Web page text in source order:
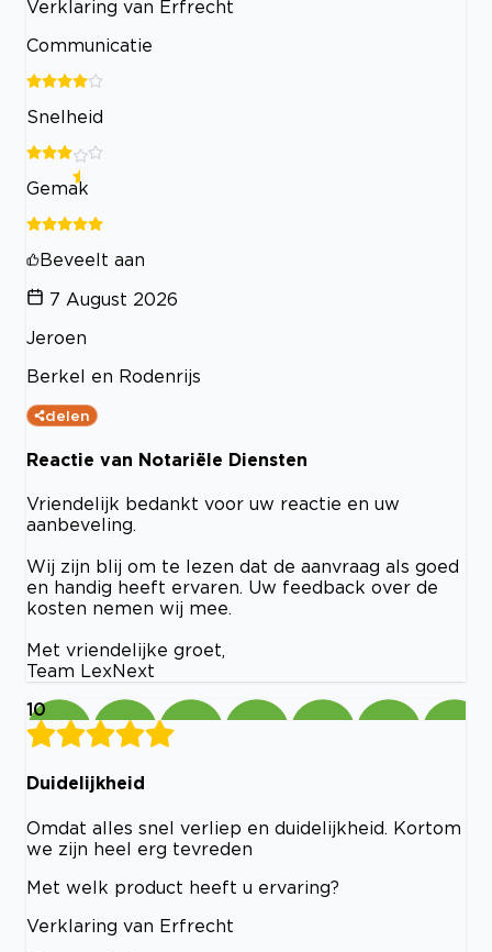
Verklaring van Erfrecht
Communicatie
Snelheid
Gemak
Beveelt aan
7 August 2026
Jeroen
Berkel en Rodenrijs
delen
Reactie van Notariële Diensten
Vriendelijk bedankt voor uw reactie en uw
aanbeveling.
Wij zijn blij om te lezen dat de aanvraag als goed
en handig heeft ervaren. Uw feedback over de
kosten nemen wij mee.
Met vriendelijke groet,
Team LexNext
10
Duidelijkheid
Omdat alles snel verliep en duidelijkheid. Kortom
we zijn heel erg tevreden
Met welk product heeft u ervaring?
Verklaring van Erfrecht